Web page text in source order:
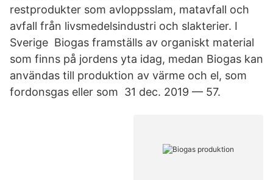
restprodukter som avloppsslam, matavfall och
avfall från livsmedelsindustri och slakterier. I
Sverige Biogas framställs av organiskt material
som finns på jordens yta idag, medan Biogas kan
användas till produktion av värme och el, som
fordonsgas eller som 31 dec. 2019 — 57.